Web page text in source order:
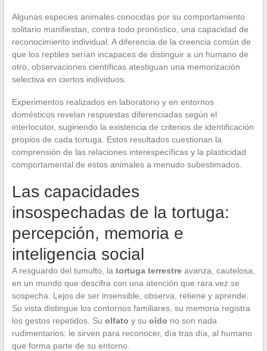
Algunas especies animales conocidas por su comportamiento
solitario manifiestan, contra todo pronóstico, una capacidad de
reconocimiento individual. A diferencia de la creencia común de
que los reptiles serían incapaces de distinguir a un humano de
otro, observaciones científicas atestiguan una memorización
selectiva en ciertos individuos.
Experimentos realizados en laboratorio y en entornos
domésticos revelan respuestas diferenciadas según el
interlocutor, sugiriendo la existencia de criterios de identificación
propios de cada tortuga. Estos resultados cuestionan la
comprensión de las relaciones interespecíficas y la plasticidad
comportamental de estos animales a menudo subestimados.
Las capacidades
insospechadas de la tortuga:
percepción, memoria e
inteligencia social
A resguardo del tumulto, la tortuga terrestreavanza, cautelosa,
en un mundo que descifra con una atención que rara vez se
sospecha. Lejos de ser insensible, observa, retiene y aprende.
Su vista distingue los contornos familiares, su memoria registra
los gestos repetidos. Su olfato y su oído no son nada
rudimentarios: le sirven para reconocer, día tras día, al humano
que forma parte de su entorno.